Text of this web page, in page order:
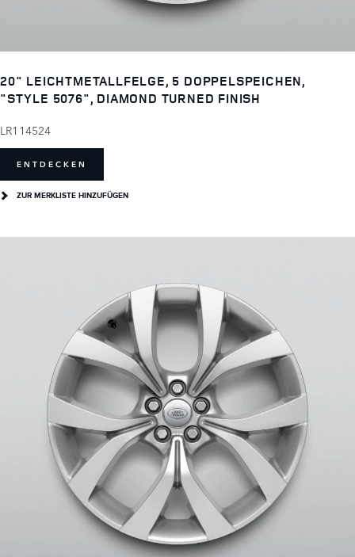
20" LEICHTMETALLFELGE, 5 DOPPELSPEICHEN,
"STYLE 5076", DIAMOND TURNED FINISH
LR114524
ENTDECKEN
ZUR MERKLISTE HINZUFÜGEN